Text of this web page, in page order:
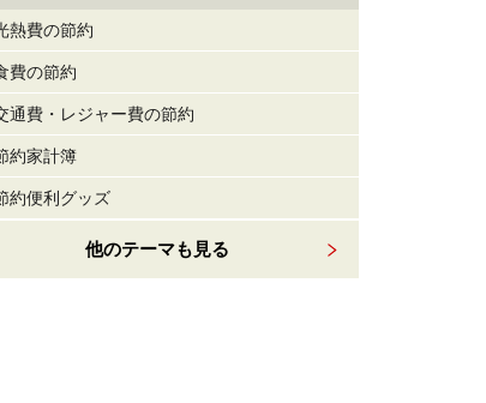
熱費の節約
費の節約
通費・レジャー費の節約
約家計簿
約便利グッズ
他のテーマも見る